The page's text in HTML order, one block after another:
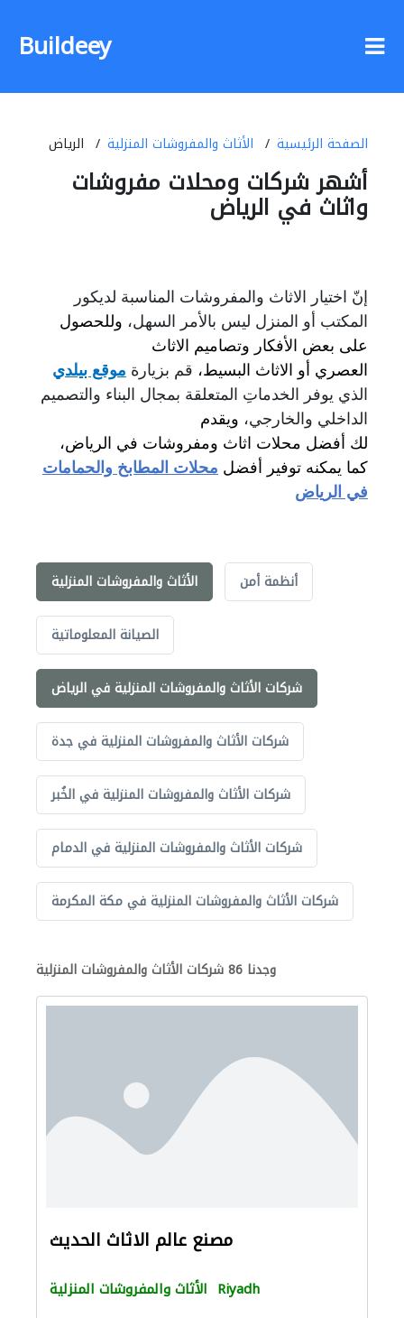
Buildeey
الصفحة الرئيسية الأثاث والمفروشات المنزلية الرياض
أشهر شركات ومحلات مفروشات
واثاث في الرياض
إنّ اختيار الاثاث والمفروشات المناسبة لديكور
المكتب أو المنزل ليس بالأمر السهل، وللحصول
على بعض الأفكار وتصاميم الاثاث
العصري أو الاثاث البسيط، قم بزيارة موقع بيلدي
الذي يوفر الخدماتِ المتعلقة بمجال البناء والتصميم
الداخلي والخارجي، ويقدم
لك أفضل محلات اثاث ومفروشات في الرياض،
كما يمكنه توفير أفضل محلات المطابخ والحمامات
في الرياض
الأثاث والمفروشات المنزلية أنظمة أمن
الصيانة المعلوماتية
شركات الأثاث والمفروشات المنزلية في الرياض
شركات الأثاث والمفروشات المنزلية في جدة
شركات الأثاث والمفروشات المنزلية في الخُبر
شركات الأثاث والمفروشات المنزلية في الدمام
شركات الأثاث والمفروشات المنزلية في مكة المكرمة
وجدنا 86 شركات الأثاث والمفروشات المنزلية
مصنع عالم الاثاث الحديث
الأثاث والمفروشات المنزلية Riyadh